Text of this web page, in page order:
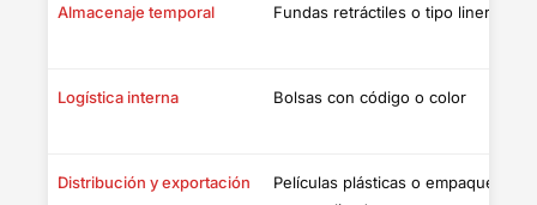
Almacenaje temporal Fundas retráctiles o tipo liner
Logística interna Bolsas con código o color
Distribución y exportación
Películas plásticas o empaques